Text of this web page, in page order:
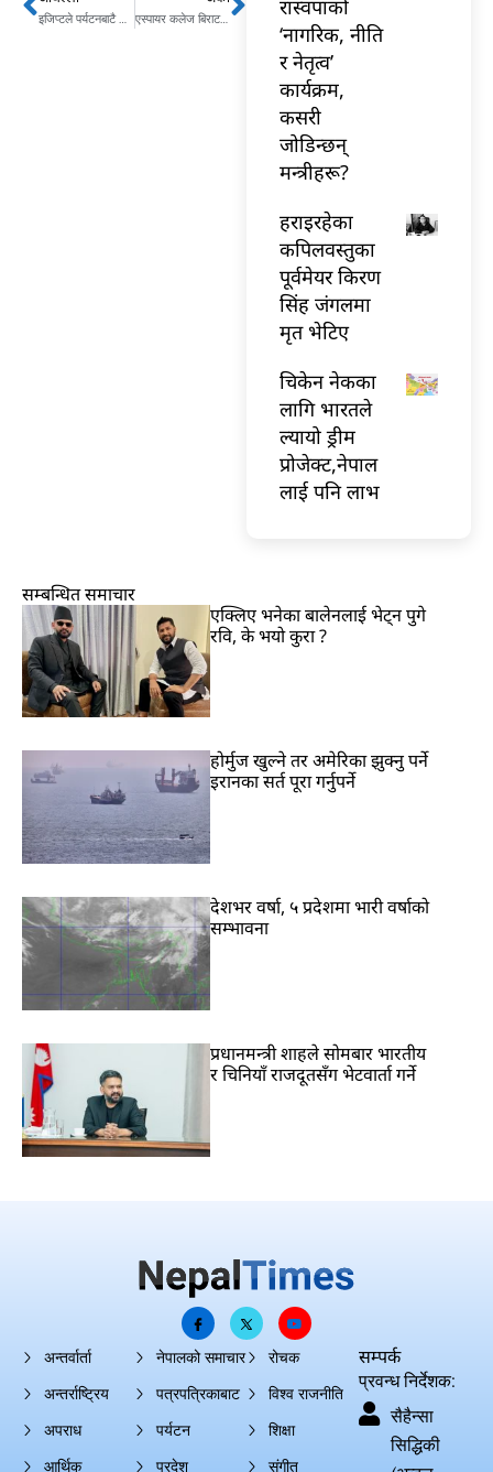
Prev एस्पायर कलेज बिराटनगरका बिद्यार्थीहरु ४ जिपिए सहित शत प्रतिशत उत्तीर्ण Nextरास्वपाको
‘नागरिक, नीति
र नेतृत्व’
कार्यक्रम,
कसरी
जोडिन्छन्
मन्त्रीहरू?
हराइरहेका
कपिलवस्तुका
पूर्वमेयर किरण
सिंह जंगलमा
मृत भेटिए
चिकेन नेकका
लागि भारतले
ल्यायो ड्रीम
प्रोजेक्ट,नेपाल
लाई पनि लाभ
सम्बन्धित समाचार
एक्लिए भनेका बालेनलाई भेट्न पुगे
रवि, के भयो कुरा ?
होर्मुज खुल्ने तर अमेरिका झुक्नु पर्ने
इरानका सर्त पूरा गर्नुपर्ने
देशभर वर्षा, ५ प्रदेशमा भारी वर्षाको
सम्भावना
प्रधानमन्त्री शाहले सोमबार भारतीय
र चिनियाँ राजदूतसँग भेटवार्ता गर्ने
अन्तर्वार्ता
अन्तर्राष्ट्रिय
अपराध
आर्थिक
नेपालको समाचार
पत्रपत्रिकाबाट
पर्यटन
प्रदेश
रोचक
विश्व राजनीति
शिक्षा
संगीत
सम्पर्क
प्रवन्ध निर्देशक:
सैहैन्सा
सिद्धिकी